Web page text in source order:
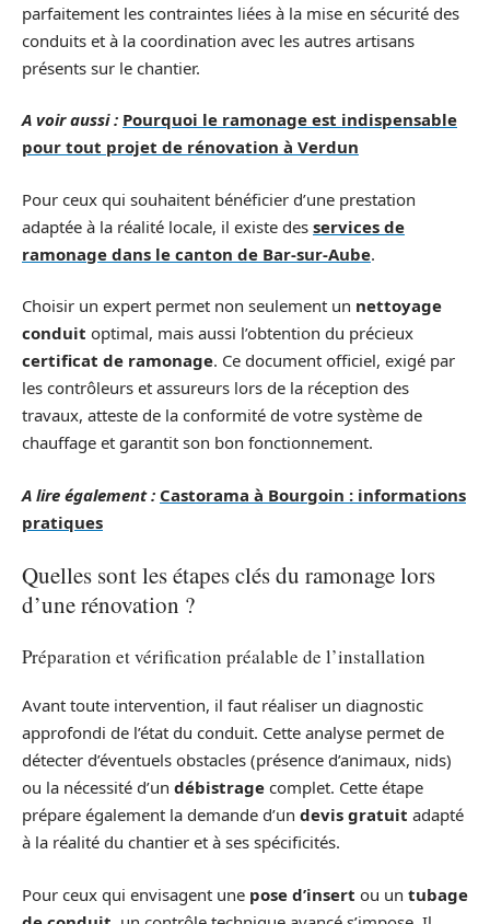
parfaitement les contraintes liées à la mise en sécurité des
conduits et à la coordination avec les autres artisans
présents sur le chantier.
A voir aussi : Pourquoi le ramonage est indispensable
pour tout projet de rénovation à Verdun
Pour ceux qui souhaitent bénéficier d’une prestation
adaptée à la réalité locale, il existe des services de
ramonage dans le canton de Bar-sur-Aube.
Choisir un expert permet non seulement un nettoyage
conduit optimal, mais aussi l’obtention du précieux
certificat de ramonage. Ce document officiel, exigé par
les contrôleurs et assureurs lors de la réception des
travaux, atteste de la conformité de votre système de
chauffage et garantit son bon fonctionnement.
A lire également : Castorama à Bourgoin : informations
pratiques
Quelles sont les étapes clés du ramonage lors
d’une rénovation ?
Préparation et vérification préalable de l’installation
Avant toute intervention, il faut réaliser un diagnostic
approfondi de l’état du conduit. Cette analyse permet de
détecter d’éventuels obstacles (présence d’animaux, nids)
ou la nécessité d’un débistrage complet. Cette étape
prépare également la demande d’un devis gratuit adapté
à la réalité du chantier et à ses spécificités.
Pour ceux qui envisagent une pose d’insert ou un tubage